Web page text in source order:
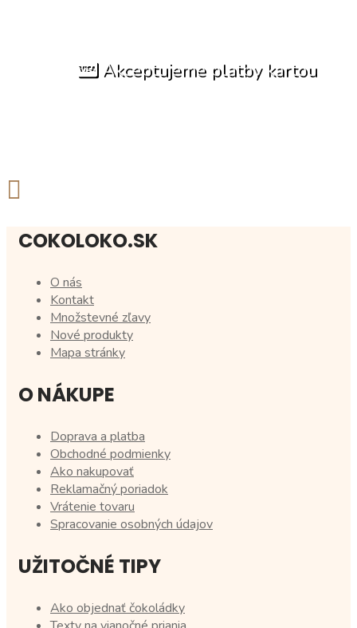
Akceptujeme platby kartou
COKOLOKO.SK
O nás
Kontakt
Množstevné zľavy
Nové produkty
Mapa stránky
O NÁKUPE
Doprava a platba
Obchodné podmienky
Ako nakupovať
Reklamačný poriadok
Vrátenie tovaru
Spracovanie osobných údajov
UŽITOČNÉ TIPY
Ako objednať čokoládky